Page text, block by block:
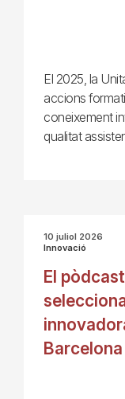
El 2025, la
accions
coneixement
qualitat
10 juliol 2026
Innovació
El